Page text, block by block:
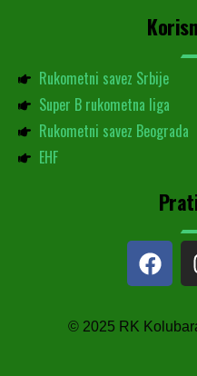
Rukometni savez Srbije
Super B rukometna liga
Rukometni savez Beograda
EHF
© 2025 RK